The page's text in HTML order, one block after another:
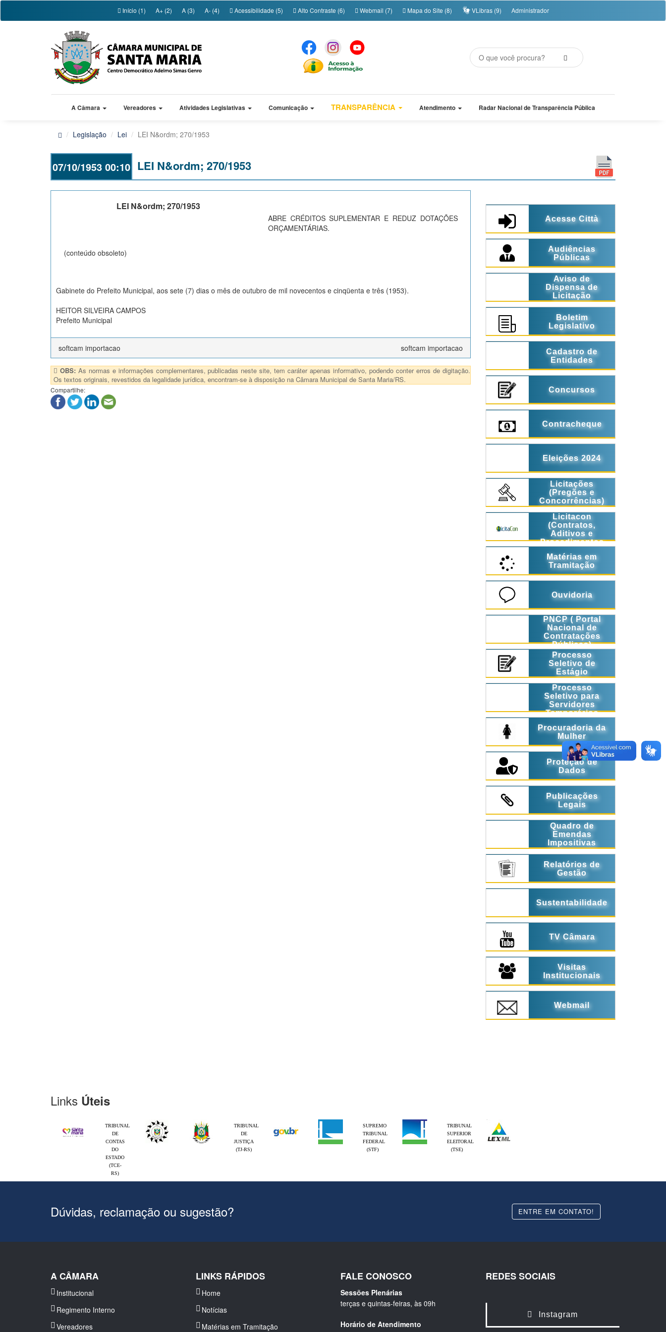
Início (1) A+ (2) A (3) A- (4) Acessibilidade (5) Alto Contraste (6) Webmail (7) Mapa do Site (8) VLibras (9) Administrador
A Câmara Vereadores Atividades Legislativas Comunicação TRANSPARÊNCIA Atendimento Radar Nacional de Transparência Pública
Legislação Lei LEI N&ordm; 270/1953
07/10/1953 00:10 LEI N&ordm; 270/1953
LEI N&ordm; 270/1953
ABRE CRÉDITOS SUPLEMENTAR E REDUZ DOTAÇÕES
ORÇAMENTÁRIAS.
(conteúdo obsoleto)
Gabinete do Prefeito Municipal, aos sete (7) dias o mês de outubro de mil novecentos e cinqüenta e três (1953).
HEITOR SILVEIRA CAMPOS
Prefeito Municipal
softcam importacao softcam importacao
OBS: As normas e informações complementares, publicadas neste site, tem caráter apenas informativo, podendo conter erros de digitação.
Os textos originais, revestidos da legalidade jurídica, encontram-se à disposição na Câmara Municipal de Santa Maria/RS.
Compartilhe:
Acesse Città
Audiências
Públicas
Aviso de
Dispensa de
Licitação
Boletim
Legislativo
Cadastro de
Entidades
Concursos
Contracheque
Eleições 2024
Licitações
(Pregões e
Concorrências)
Licitacon
(Contratos,
Aditivos e
Procedimentos
Matérias em
Tramitação
Ouvidoria
PNCP ( Portal
Nacional de
Contratações
Públicas)
Processo
Seletivo de
Estágio
Processo
Seletivo para
Servidores
Temporários
Procuradoria da
Mulher
Proteção de
Dados
Publicações
Legais
Quadro de
Emendas
Impositivas
Relatórios de
Gestão
Sustentabilidade
TV Câmara
Visitas
Institucionais
Webmail
Links Úteis
TRIBUNAL
DE
CONTAS
DO
ESTADO
(TCE-
RS)
TRIBUNAL
DE
JUSTIÇA
(TJ-RS)
SUPREMO
TRIBUNAL
FEDERAL
(STF)
TRIBUNAL
SUPERIOR
ELEITORAL
(TSE)
Dúvidas, reclamação ou sugestão? ENTRE EM CONTATO!
A CÂMARA
Institucional
Regimento Interno
Vereadores
LINKS RÁPIDOS
Home
Notícias
Matérias em Tramitação
FALE CONOSCO
Sessões Plenárias
terças e quintas-feiras, às 09h
Horário de Atendimento
REDES SOCIAIS
Instagram